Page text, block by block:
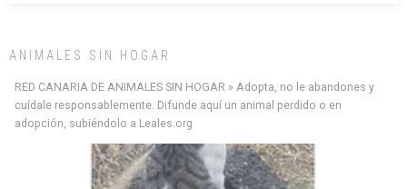
ANIMALES SIN HOGAR
RED CANARIA DE ANIMALES SIN HOGAR » Adopta, no le abandones y
cuídale responsablemente. Difunde aquí un animal perdido o en
adopción, subiéndolo a Leales.org